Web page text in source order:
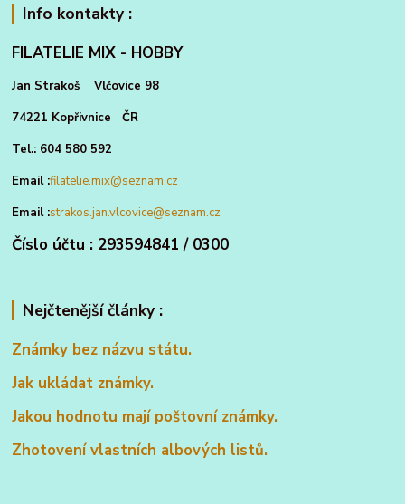
Info kontakty :
FILATELIE MIX - HOBBY
Jan Strakoš Vlčovice 98
74221 Kopřivnice ČR
Tel.: 604 580 592
Email :filatelie.mix@seznam.cz
Email :strakos.jan.vlcovice@seznam.cz
Číslo účtu : 293594841 / 0300
Nejčtenější články :
Známky bez názvu státu.
Jak ukládat známky.
Jakou hodnotu mají poštovní známky.
Zhotovení vlastních albových listů.